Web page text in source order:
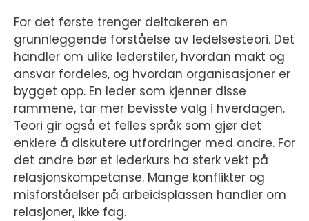
For det første trenger deltakeren en
grunnleggende forståelse av ledelsesteori. Det
handler om ulike lederstiler, hvordan makt og
ansvar fordeles, og hvordan organisasjoner er
bygget opp. En leder som kjenner disse
rammene, tar mer bevisste valg i hverdagen.
Teori gir også et felles språk som gjør det
enklere å diskutere utfordringer med andre. For
det andre bør et lederkurs ha sterk vekt på
relasjonskompetanse. Mange konflikter og
misforståelser på arbeidsplassen handler om
relasjoner, ikke fag.